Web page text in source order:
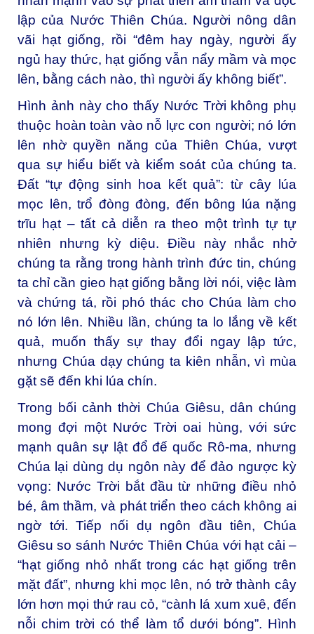
lập của Nước Thiên Chúa. Người nông dân
vãi hạt giống, rồi “đêm hay ngày, người ấy
ngủ hay thức, hạt giống vẫn nẩy mầm và mọc
lên, bằng cách nào, thì người ấy không biết”.
Hình ảnh này cho thấy Nước Trời không phụ
thuộc hoàn toàn vào nỗ lực con người; nó lớn
lên nhờ quyền năng của Thiên Chúa, vượt
qua sự hiểu biết và kiểm soát của chúng ta.
Đất “tự động sinh hoa kết quả”: từ cây lúa
mọc lên, trổ đòng đòng, đến bông lúa nặng
trĩu hạt – tất cả diễn ra theo một trình tự tự
nhiên nhưng kỳ diệu. Điều này nhắc nhở
chúng ta rằng trong hành trình đức tin, chúng
ta chỉ cần gieo hạt giống bằng lời nói, việc làm
và chứng tá, rồi phó thác cho Chúa làm cho
nó lớn lên. Nhiều lần, chúng ta lo lắng về kết
quả, muốn thấy sự thay đổi ngay lập tức,
nhưng Chúa dạy chúng ta kiên nhẫn, vì mùa
gặt sẽ đến khi lúa chín.
Trong bối cảnh thời Chúa Giêsu, dân chúng
mong đợi một Nước Trời oai hùng, với sức
mạnh quân sự lật đổ đế quốc Rô-ma, nhưng
Chúa lại dùng dụ ngôn này để đảo ngược kỳ
vọng: Nước Trời bắt đầu từ những điều nhỏ
bé, âm thầm, và phát triển theo cách không ai
ngờ tới. Tiếp nối dụ ngôn đầu tiên, Chúa
Giêsu so sánh Nước Thiên Chúa với hạt cải –
“hạt giống nhỏ nhất trong các hạt giống trên
mặt đất”, nhưng khi mọc lên, nó trở thành cây
lớn hơn mọi thứ rau cỏ, “cành lá xum xuê, đến
nỗi chim trời có thể làm tổ dưới bóng”. Hình